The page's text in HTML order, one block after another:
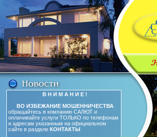
В Н И М А Н И Е !
ВО ИЗБЕЖАНИЕ МОШЕННИЧЕСТВА
обращайтесь в компанию САЛЮТ и
оплачивайте услуги ТОЛЬКО по телефонам
и адресам указанным на официальном
сайте в разделе КОНТАКТЫ